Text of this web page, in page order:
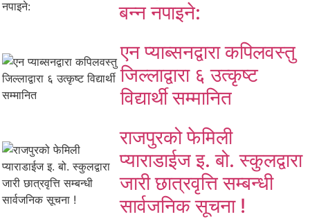
बन्न नपाइने:
एन प्याब्सनद्वारा कपिलवस्तु
जिल्लाद्वारा ६ उत्कृष्ट
विद्यार्थी सम्मानित
राजपुरको फेमिली
प्याराडाईज इ. बो. स्कुलद्वारा
जारी छात्रवृत्ति सम्बन्धी
सार्वजनिक सूचना !